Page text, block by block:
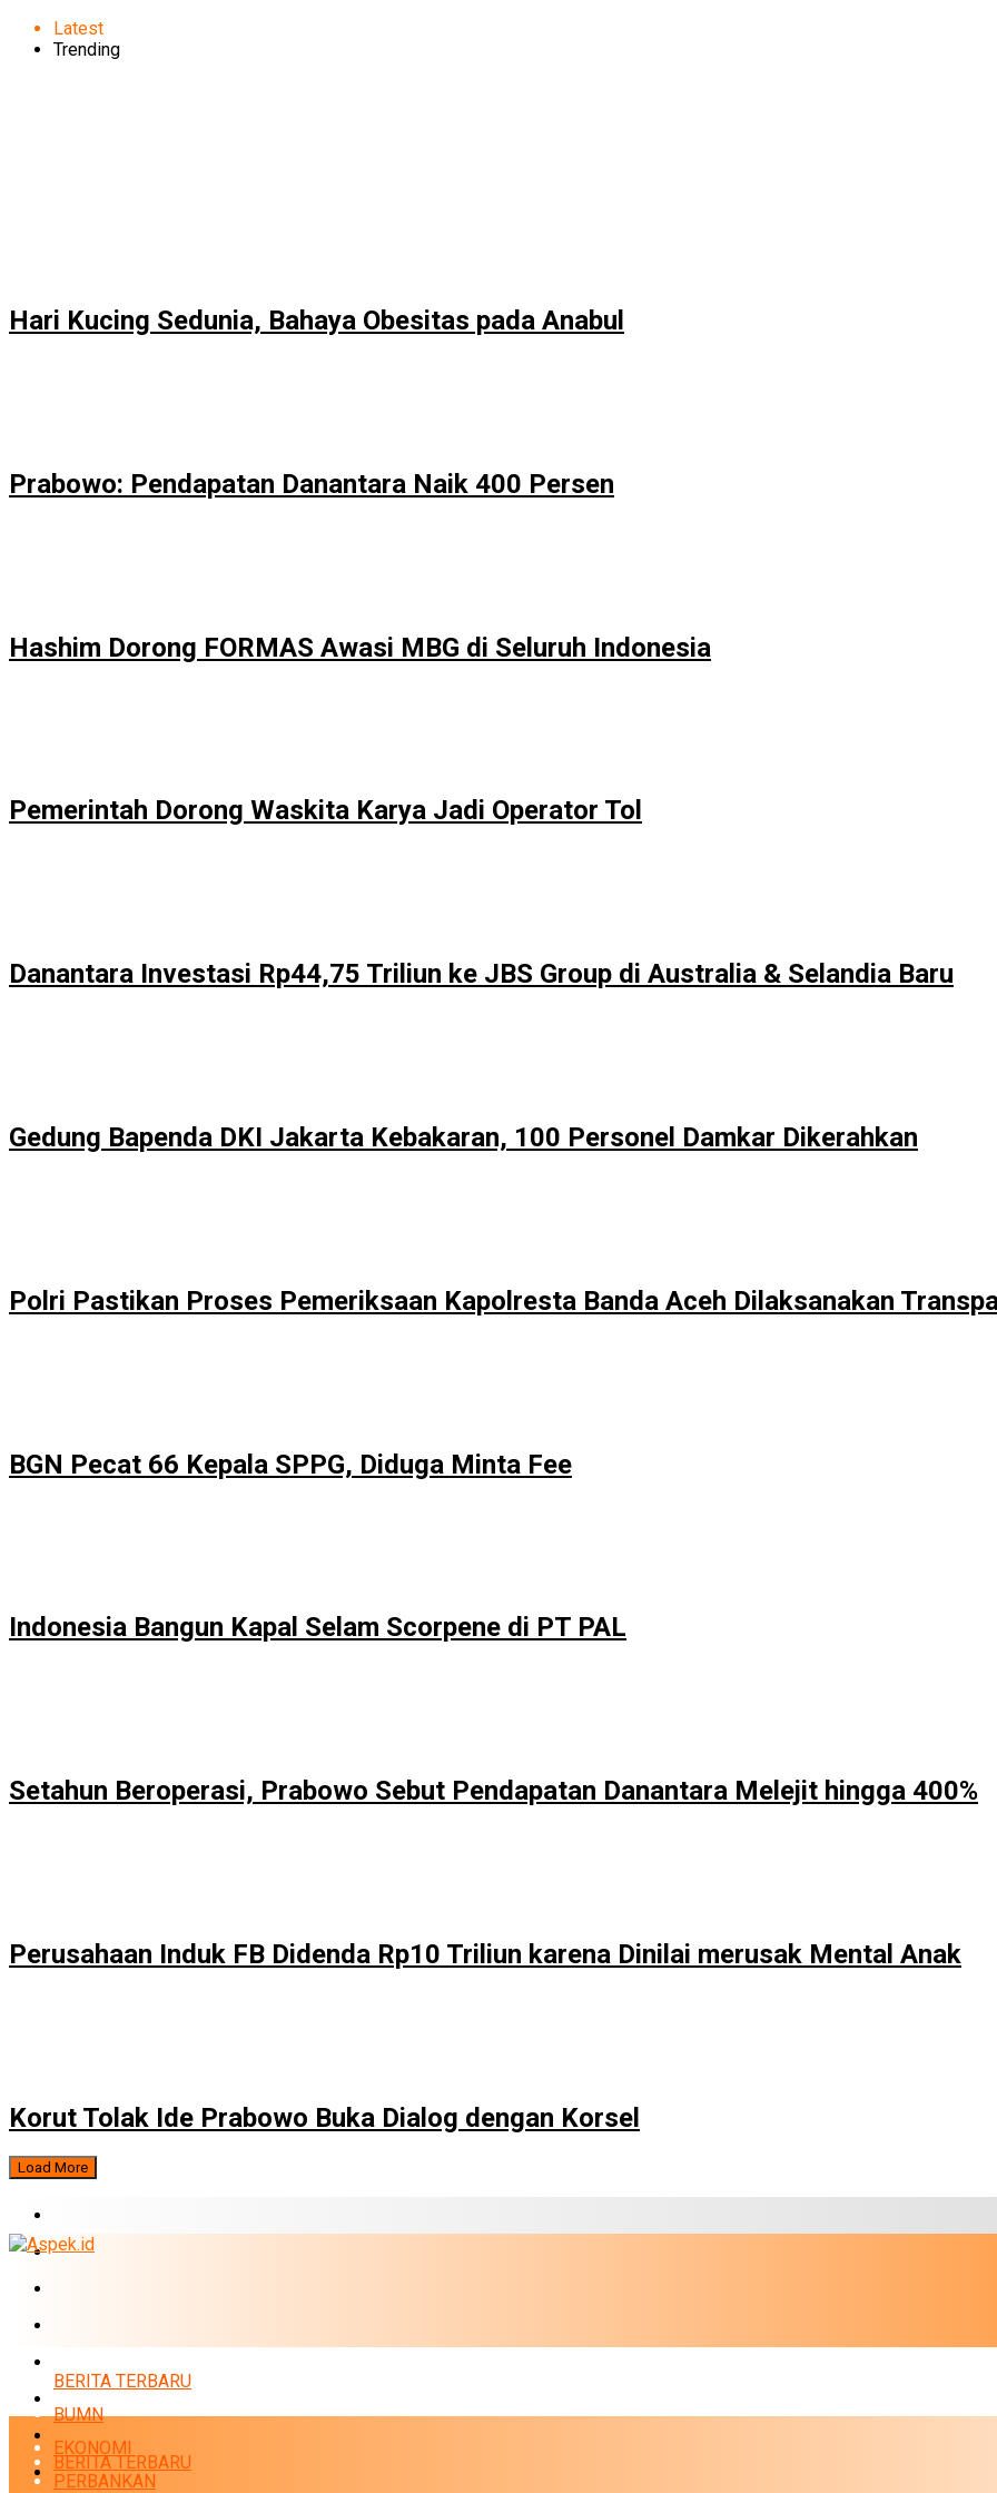
Latest
Trending
Hari Kucing Sedunia, Bahaya Obesitas pada Anabul
Prabowo: Pendapatan Danantara Naik 400 Persen
Hashim Dorong FORMAS Awasi MBG di Seluruh Indonesia
Pemerintah Dorong Waskita Karya Jadi Operator Tol
Danantara Investasi Rp44,75 Triliun ke JBS Group di Australia & Selandia Baru
Gedung Bapenda DKI Jakarta Kebakaran, 100 Personel Damkar Dikerahkan
Polri Pastikan Proses Pemeriksaan Kapolresta Banda Aceh Dilaksanakan
BGN Pecat 66 Kepala SPPG, Diduga Minta Fee
Indonesia Bangun Kapal Selam Scorpene di PT PAL
Setahun Beroperasi, Prabowo Sebut Pendapatan Danantara Melejit hingga 400%
Perusahaan Induk FB Didenda Rp10 Triliun karena Dinilai merusak Mental Anak
Korut Tolak Ide Prabowo Buka Dialog dengan Korsel
Load More
BUMN
INFRASTRUKTUR
BERITA TERBARU
BUMN
EKONOMI
PERBANKAN
BERITA TERBARU